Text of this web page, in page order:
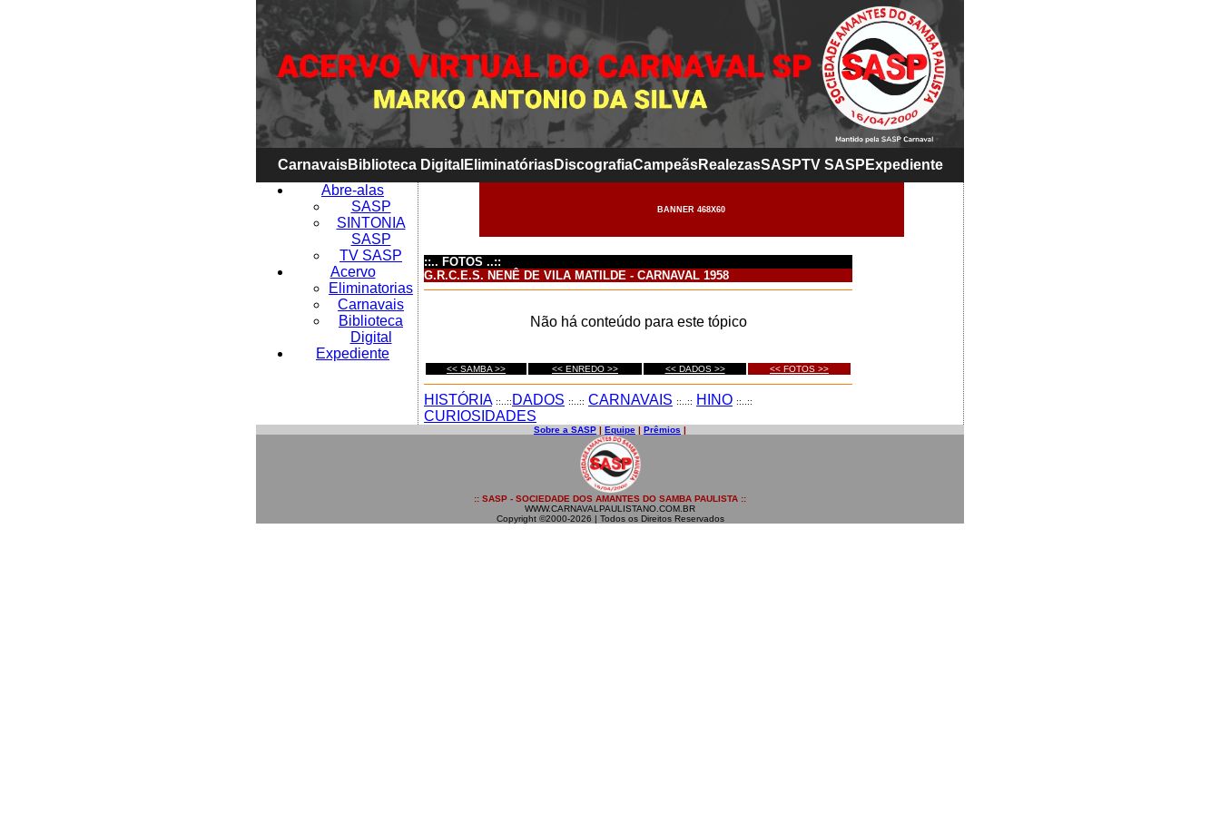
CarnavaisBiblioteca Digital EliminatóriasDiscografiaCampeãsRealezasSASPTV SASP Expediente
Abre-alas
SASP
SINTONIA
SASP
TV SASP
Acervo
Eliminatorias
Carnavais
Biblioteca
Digital
Expediente
BANNER 468X60
::.. FOTOS ..::
G.R.C.E.S. NENÊ DE VILA MATILDE - CARNAVAL 1958
Não há conteúdo para este tópico
<< SAMBA >> << ENREDO >> << DADOS >> << FOTOS >>
HISTÓRIA ::..:: DADOS ::..:: CARNAVAIS ::..:: HINO ::..::
CURIOSIDADES
Sobre a SASP | Equipe | Prêmios |
:: SASP - SOCIEDADE DOS AMANTES DO SAMBA PAULISTA ::
WWW.CARNAVALPAULISTANO.COM.BR
Copyright ©2000-2026 | Todos os Direitos Reservados